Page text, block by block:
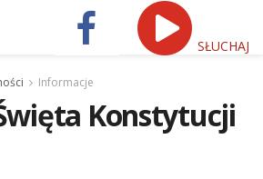
SŁUCHAJ
Informacje
Konstytucji